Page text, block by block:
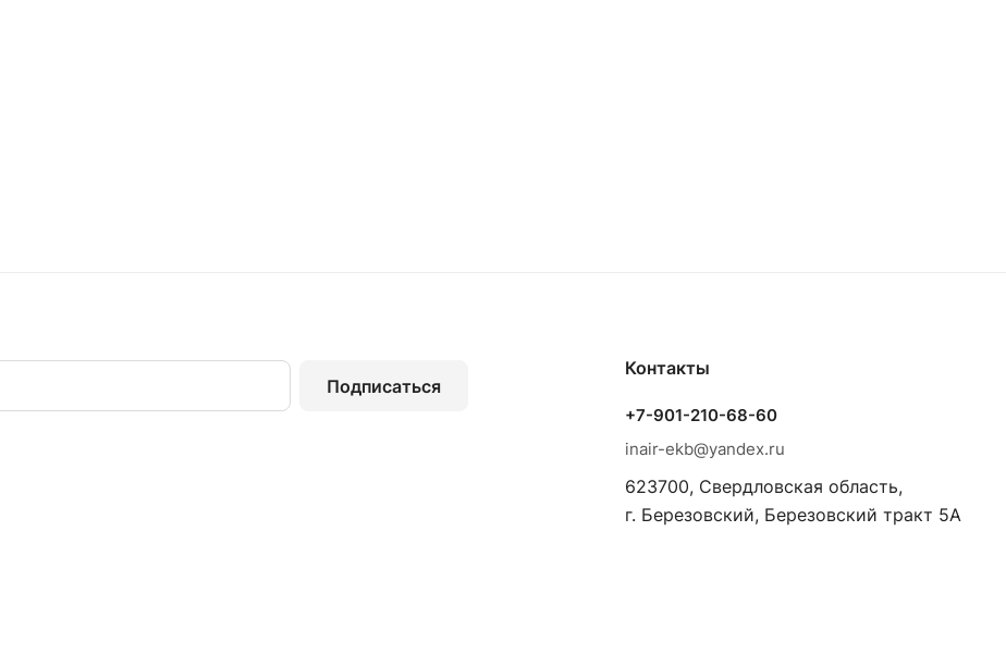
Подписаться
Контакты
+7-901-210-68-60
inair-ekb@yandex.ru
623700, Свердловская область,
г. Березовский, Березовский тракт 5А